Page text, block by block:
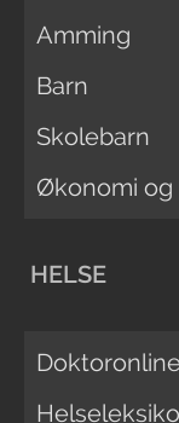
Amming
Barn
Skolebarn
Økonomi og
HELSE
Doktoronline